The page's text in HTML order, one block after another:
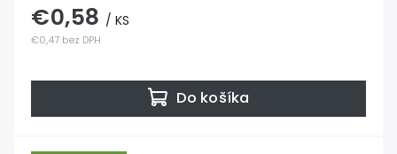
€0,47 bez DPH
€0,58 / KS
Do košíka